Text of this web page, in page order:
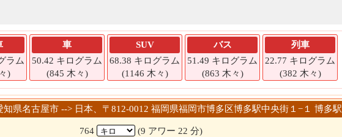
ラム
)
車
50.42 キログラム
(845 木々)
SUV
68.38 キログラム
(1146 木々)
バス
51.49 キログラム
(863 木々)
列車
22.77 キログラム
(382 木々)
知県名古屋市 --> 日本、〒812-0012 福岡県福岡市博多区博多駅中央街１−１ 博多駅
764 (9 アワー 22 分)